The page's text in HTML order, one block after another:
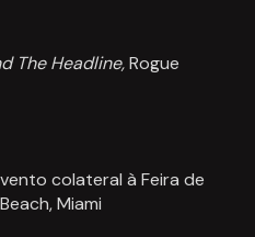
The Headline,Rogue
colateral à Feira de
Miami